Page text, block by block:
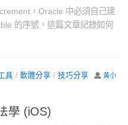
，Oracle 中必須自己建
的序號，這篇文章記錄如何
具 / 軟體分享 / 技巧分享
黃小
學 (iOS)